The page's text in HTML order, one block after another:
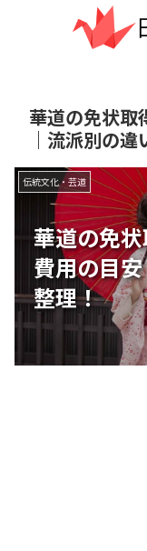
華道の免状取
｜流派別の違
華道の免
費用の目
整理！
伝統文化・芸道